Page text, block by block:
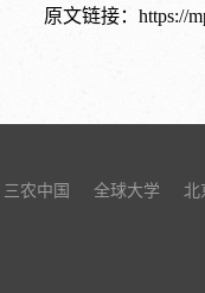
原文链接：https://
三农中国 全球大学 北